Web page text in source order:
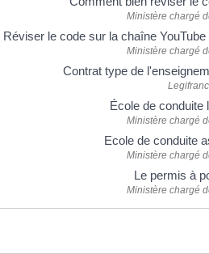
Ministère chargé
Réviser le code sur la chaîne
Ministère chargé
Contrat type de
École de conduite
Ministère chargé
Ecole de conduite
Ministère chargé
Le permis à
Ministère chargé